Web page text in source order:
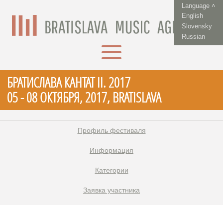
Language ˄
English
Slovensky
Russian
БРАТИСЛАВА КАНТАТ II. 2017
05 - 08 ОКТЯБРЯ, 2017, BRATISLAVA
Профиль фестиваля
Информация
Категории
Заявка участника